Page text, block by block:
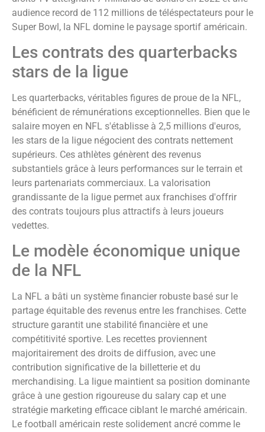
audience record de 112 millions de téléspectateurs pour le
Super Bowl, la NFL domine le paysage sportif américain.
Les contrats des quarterbacks
stars de la ligue
Les quarterbacks, véritables figures de proue de la NFL,
bénéficient de rémunérations exceptionnelles. Bien que le
salaire moyen en NFL s'établisse à 2,5 millions d'euros,
les stars de la ligue négocient des contrats nettement
supérieurs. Ces athlètes génèrent des revenus
substantiels grâce à leurs performances sur le terrain et
leurs partenariats commerciaux. La valorisation
grandissante de la ligue permet aux franchises d'offrir
des contrats toujours plus attractifs à leurs joueurs
vedettes.
Le modèle économique unique
de la NFL
La NFL a bâti un système financier robuste basé sur le
partage équitable des revenus entre les franchises. Cette
structure garantit une stabilité financière et une
compétitivité sportive. Les recettes proviennent
majoritairement des droits de diffusion, avec une
contribution significative de la billetterie et du
merchandising. La ligue maintient sa position dominante
grâce à une gestion rigoureuse du salary cap et une
stratégie marketing efficace ciblant le marché américain.
Le football américain reste solidement ancré comme le